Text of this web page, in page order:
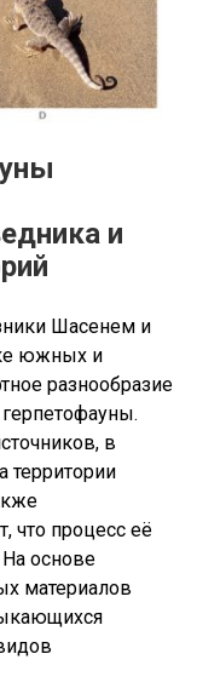
и
Шасенем и
южных и
разнообразие
в
территории
что процесс её
основе
материалов